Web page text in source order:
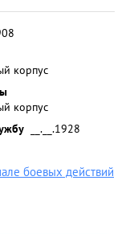
корпус
корпус
__.__.1928
боевых действий